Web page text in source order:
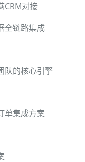
CRM对接
全链路集成
队的核心引擎
单集成方案